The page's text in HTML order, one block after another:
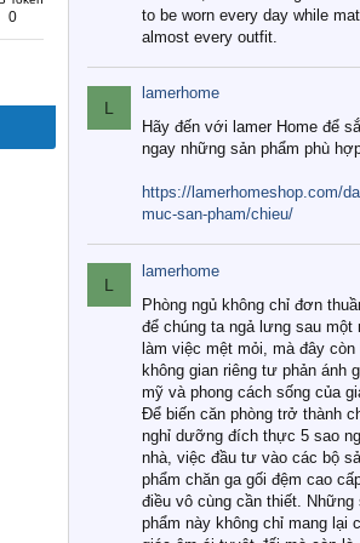
0
to be worn every day while
almost every outfit.
L
lamerhome
Hãy đến với lamer Home để
ngay những sản phẩm phù
https://lamerhomeshop.com/
muc-san-pham/chieu/
L
lamerhome
Phòng ngủ không chỉ đơn
để chúng ta ngả lưng sau một
làm việc mệt mỏi, mà đây còn
không gian riêng tư phản ánh
mỹ và phong cách sống của
Để biến căn phòng trở thành
nghỉ dưỡng đích thực 5 sao
nhà, việc đầu tư vào các bộ
phẩm chăn ga gối đệm cao
điều vô cùng cần thiết. Những
phẩm này không chỉ mang lại